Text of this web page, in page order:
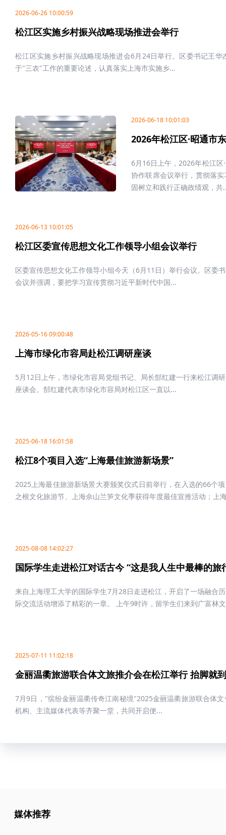
2026-06-26 10:00:59
松江区实施乡村振兴战略现场推进会举行
松江区实施乡村振兴战略现场推进会6月24日举行。区委书记王
于"三农"工作的重要论述，认真落实上海市实施乡...
2026-06-18 10:01:03
2026年松江区·昭通市
6月16日上午，2026年松江区
协作联席会议举行，贯彻落
固树立和践行正确政绩观，共
2026-06-13 10:01:05
松江区委宣传思想文化工作领导小组会议举行
区委宣传思想文化工作领导小组今天（6月11日）举行会议。区委
会议并强调，要把学习宣传贯彻习近平新时代中国...
2026-05-16 09:00:48
上海市绿化市容局赴松江调研座谈
5月12日上午，市绿化市容局党组书记、局长郜红建一行来松江调
座谈会。郜红建代表市绿化市容局对松江区一直以...
2025-06-18 16:01:58
松江8个项目入选“上海最佳旅游新场景”
2025上海最佳旅游新场景大赛颁奖仪式日前举行，在入选的66个
之根文化旅游节、上海佘山兰笋文化季获得年度最佳宣推活动；上
2025-08-08 14:02:27
国际学生走进松江对话古今 “这是我人生中最棒的旅
来自上海理工大学的国际学生7月28日走进松江，开启了一场融合
际交流活动增添了精彩的一章。 上午9时许，留学生们来到广富林
2025-07-11 11:02:18
金丽温衢旅游联合体文旅推介会在松江举行 抬脚就
7月9日，"缤纷金丽温衢传奇江南秘境"2025金丽温衢旅游联合体
机构、主流媒体代表等齐聚一堂，共同开启便...
媒体推荐